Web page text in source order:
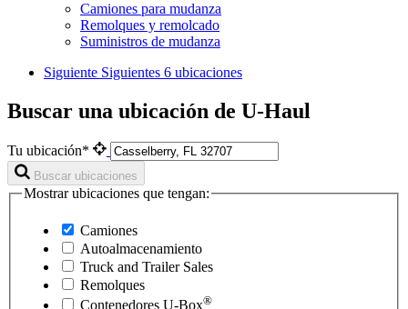
Camiones para mudanza
Remolques y remolcado
Suministros de mudanza
Siguiente Siguientes 6 ubicaciones
Buscar una ubicación de U-Haul
Tu ubicación*
Buscar ubicaciones
Mostrar ubicaciones que tengan:
Camiones
Autoalmacenamiento
Truck and Trailer Sales
Remolques
Contenedores U-Box®